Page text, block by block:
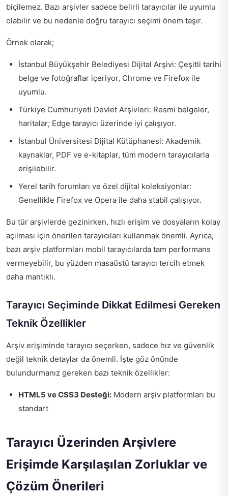
biçilemez. Bazı arşivler sadece belirli tarayıcılar ile uyumlu
olabilir ve bu nedenle doğru tarayıcı seçimi önem taşır.
Örnek olarak;
İstanbul Büyükşehir Belediyesi Dijital Arşivi: Çeşitli tarihi
belge ve fotoğraflar içeriyor, Chrome ve Firefox ile
uyumlu.
Türkiye Cumhuriyeti Devlet Arşivleri: Resmi belgeler,
haritalar; Edge tarayıcı üzerinde iyi çalışıyor.
İstanbul Üniversitesi Dijital Kütüphanesi: Akademik
kaynaklar, PDF ve e-kitaplar, tüm modern tarayıcılarla
erişilebilir.
Yerel tarih forumları ve özel dijital koleksiyonlar:
Genellikle Firefox ve Opera ile daha stabil çalışıyor.
Bu tür arşivlerde gezinirken, hızlı erişim ve dosyaların kolay
açılması için önerilen tarayıcıları kullanmak önemli. Ayrıca,
bazı arşiv platformları mobil tarayıcılarda tam performans
vermeyebilir, bu yüzden masaüstü tarayıcı tercih etmek
daha mantıklı.
Tarayıcı Seçiminde Dikkat Edilmesi Gereken
Teknik Özellikler
Arşiv erişiminde tarayıcı seçerken, sadece hız ve güvenlik
değil teknik detaylar da önemli. İşte göz önünde
bulundurmanız gereken bazı teknik özellikler:
HTML5 ve CSS3 Desteği: Modern arşiv platformları bu
standart
Tarayıcı Üzerinden Arşivlere
Erişimde Karşılaşılan Zorluklar ve
Çözüm Önerileri